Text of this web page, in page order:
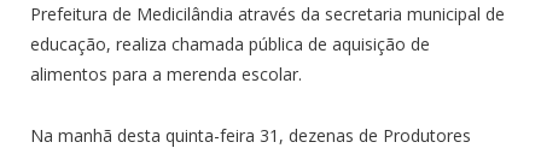
Prefeitura de Medicilândia através da secretaria municipal de
educação, realiza chamada pública de aquisição de
alimentos para a merenda escolar.
Na manhã desta quinta-feira 31, dezenas de Produtores